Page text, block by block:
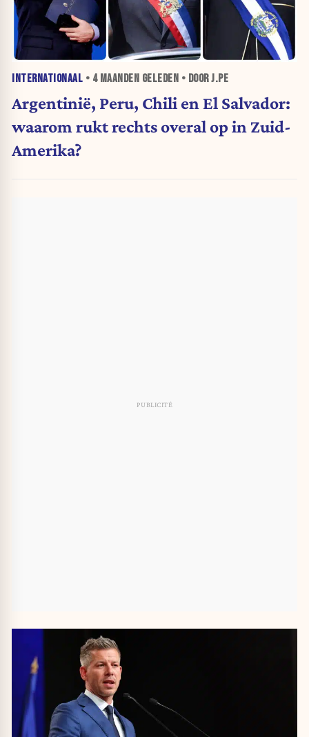
INTERNATIONAAL • 4 MAANDEN GELEDEN • DOOR J.PE
Argentinië, Peru, Chili en El Salvador:
waarom rukt rechts overal op in Zuid-
Amerika?